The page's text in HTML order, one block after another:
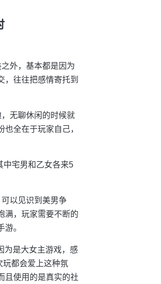
外，基本都是因为
，往往把感情寄托到
无聊休闲的时候就
全在于玩家自己，
中宅男和乙女各来5
以见识到美男争
满，玩家需要不断的
。
为是大女主游戏，感
玩都会爱上这种氛
且使用的是真实的社